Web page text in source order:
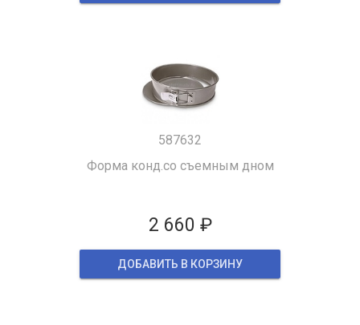
587632
Форма конд.со съемным дном
2 660 ₽
ДОБАВИТЬ В КОРЗИНУ